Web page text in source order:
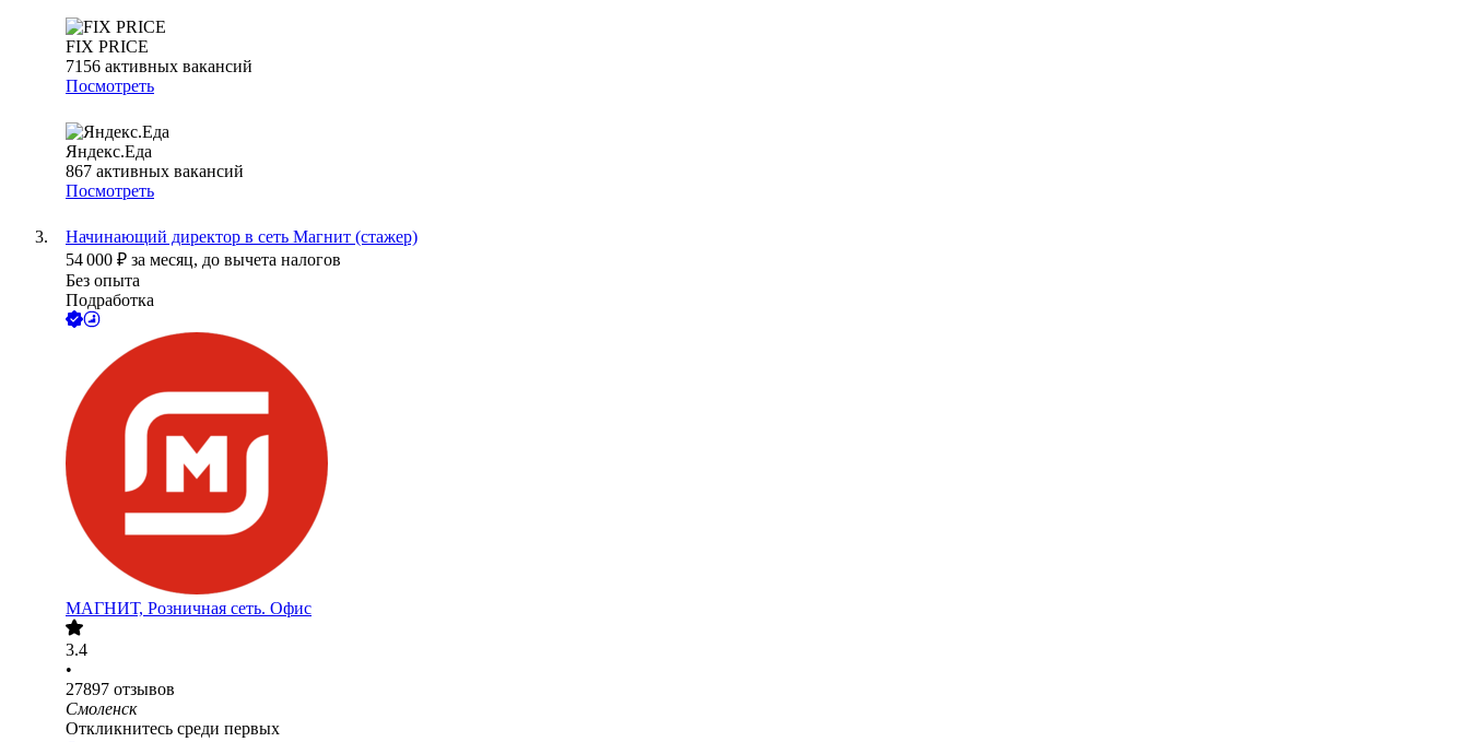
FIX PRICE
7156 активных вакансий
Посмотреть
Яндекс.Еда
867 активных вакансий
Посмотреть
Начинающий директор в сеть Магнит (стажер)
54 000 ₽ за месяц, до вычета налогов
Без опыта
Подработка
МАГНИТ, Розничная сеть. Офис
3.4
•
27897 отзывов
Смоленск
Откликнитесь среди первых